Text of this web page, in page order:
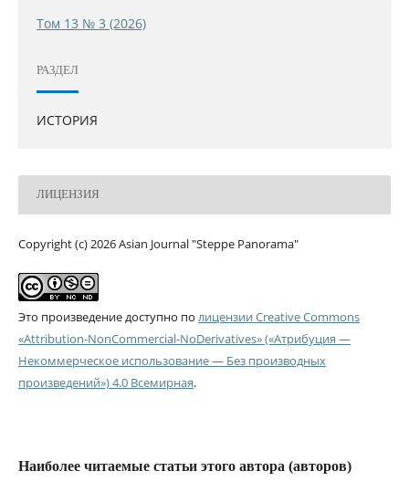
Том 13 № 3 (2026)
РАЗДЕЛ
ИСТОРИЯ
ЛИЦЕНЗИЯ
Copyright (c) 2026 Asian Journal "Steppe Panorama"
Это произведение доступно по лицензии Creative Commons
«Attribution-NonCommercial-NoDerivatives» («Атрибуция —
Некоммерческое использование — Без производных
произведений») 4.0 Всемирная.
Наиболее читаемые статьи этого автора (авторов)